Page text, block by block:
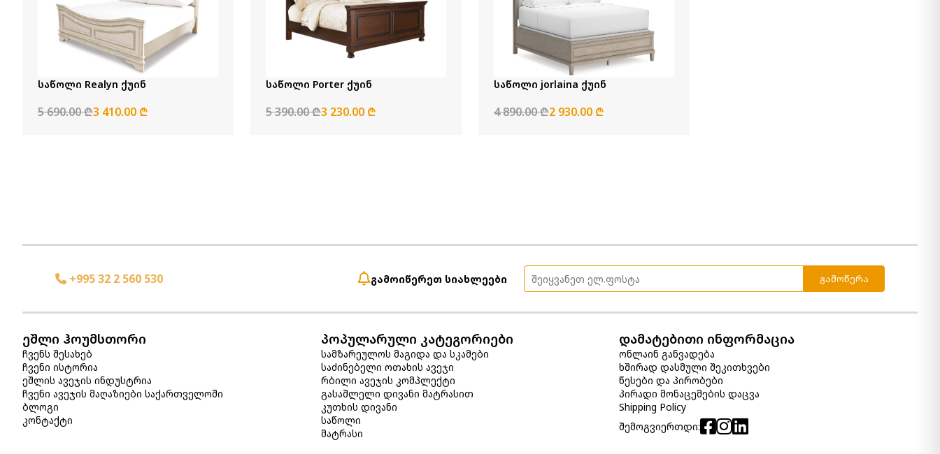
Lindyn 5 სექცია
19 450.00 ₾
Item: APK-21105-S5
კუთხის დივანი Modmax
15 620.00 ₾
7 810.00 ₾
Item: apk-92102-S6
კომოდი სარკით Moreshire
6 580.00 ₾
საწოლი Realyn ქუინ
5 690.00 ₾3 410.00 ₾
საწოლი Porter ქუინ
5 390.00 ₾3 230.00 ₾
საწოლი jorlaina ქუინ
4 890.00 ₾2 930.00 ₾
+995 32 2 560 530 გამოიწერეთ სიახლეები გამოწერა
ეშლი ჰოუმსთორი
ჩვენს შესახებ
ჩვენი ისტორია
ეშლის ავეჯის ინდუსტრია
ჩვენი ავეჯის მაღაზიები საქართველოში
ბლოგი
კონტაქტი
პოპულარული კატეგორიები
სამზარეულოს მაგიდა და სკამები
საძინებელი ოთახის ავეჯი
რბილი ავეჯის კომპლექტი
გასაშლელი დივანი მატრასით
კუთხის დივანი
საწოლი
მატრასი
დამატებითი ინფორმაცია
ონლაინ განვადება
ხშირად დასმული შეკითხვები
წესები და პირობები
პირადი მონაცემების დაცვა
Shipping Policy
შემოგვიერთდი: